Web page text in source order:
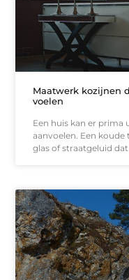
Maatwerk kozijnen
voelen
Een huis kan er prima
aanvoelen. Een
glas of straatgeluid